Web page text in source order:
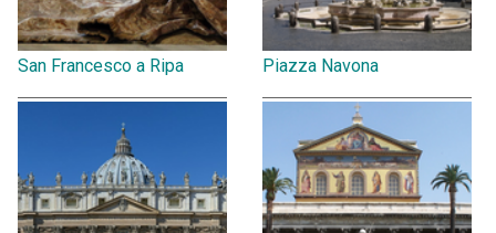
San Francesco a Ripa Piazza Navona